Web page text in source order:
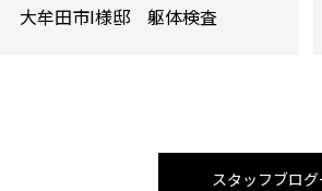
大牟田市I様邸 躯体検査
スタッフブロ